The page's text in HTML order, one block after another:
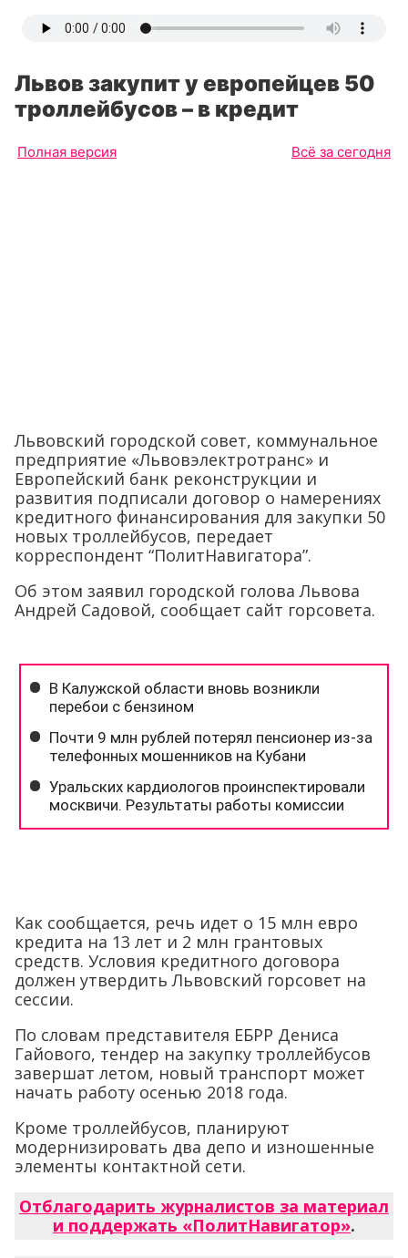
Львов закупит у европейцев 50
троллейбусов – в кредит
Полная версия Всё за сегодня
Львовский городской совет, коммунальное
предприятие «Львовэлектротранс» и
Европейский банк реконструкции и
развития подписали договор о намерениях
кредитного финансирования для закупки 50
новых троллейбусов, передает
корреспондент “ПолитНавигатора”.
Об этом заявил городской голова Львова
Андрей Садовой, сообщает сайт горсовета.
Как сообщается, речь идет о 15 млн евро
кредита на 13 лет и 2 млн грантовых
средств. Условия кредитного договора
должен утвердить Львовский горсовет на
сессии.
По словам представителя ЕБРР Дениса
Гайового, тендер на закупку троллейбусов
завершат летом, новый транспорт может
начать работу осенью 2018 года.
Кроме троллейбусов, планируют
модернизировать два депо и изношенные
элементы контактной сети.
Отблагодарить журналистов за материал
и поддержать «ПолитНавигатор».